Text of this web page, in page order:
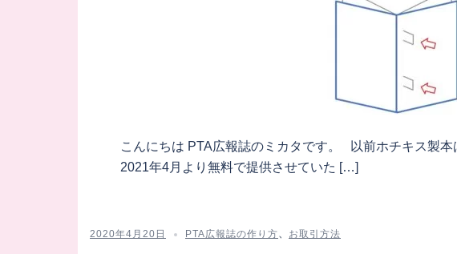
こんにちは PTA広報誌のミカタです。 以前ホチキス製本
2021年4月より無料で提供させていた […]
2020年4月20日 PTA広報誌の作り方、 お取引方法